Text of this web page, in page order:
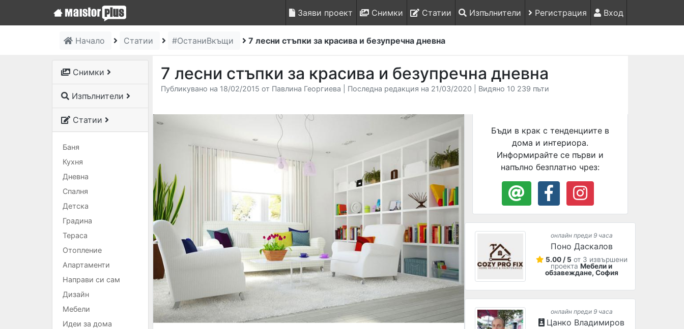
Заяви проект Снимки Статии Изпълнители Регистрация Вход
Начало Статии #ОстаниВкъщи 7 лесни стъпки за красива и безупречна дневна
Снимки
Изпълнители
Статии
Баня
Кухня
Дневна
Спалня
Детска
Градина
Тераса
Отопление
Апартаменти
Направи си сам
Дизайн
Мебели
Идеи за дома
7 лесни стъпки за красива и безупречна дневна
Публикувано на 18/02/2015 от Павлина Георгиева | Последна редакция на 21/03/2020 | Видяно 10 239 пъти
Бъди в крак с тенденциите в
дома и интериора.
Информирайте се първи и
напълно безплатно чрез:
онлайн преди 9 часа
Поно Даскалов
5.00 / 5 от 3 извършени
проектаМебели и
обзавеждане, София
онлайн преди 9 часа
Цанко Владимиров